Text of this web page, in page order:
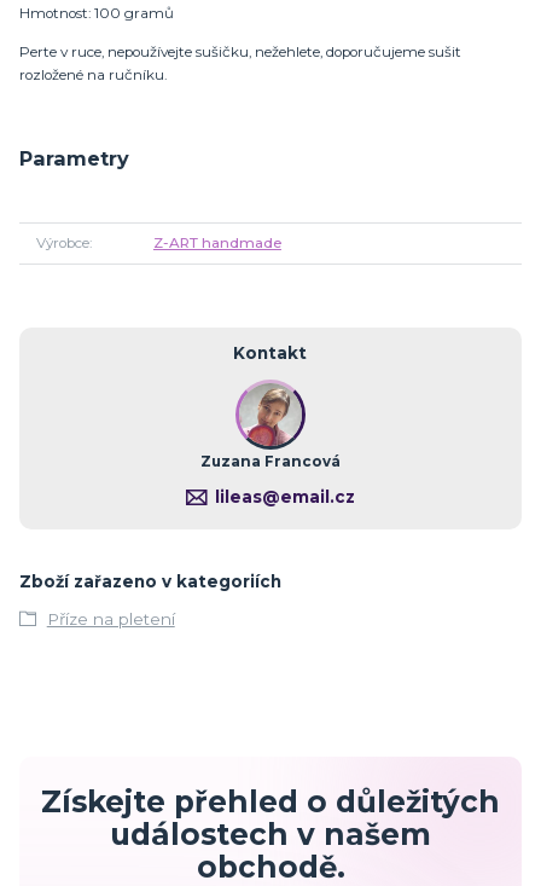
Hmotnost: 100 gramů
Perte v ruce, nepoužívejte sušičku, nežehlete, doporučujeme sušit
rozložené na ručníku.
Parametry
Výrobce Z-ART handmade
Kontakt
Zuzana Francová
lileas@email.cz
Zboží zařazeno v kategoriích
Příze na pletení
Získejte přehled o důležitých
událostech v našem
obchodě.